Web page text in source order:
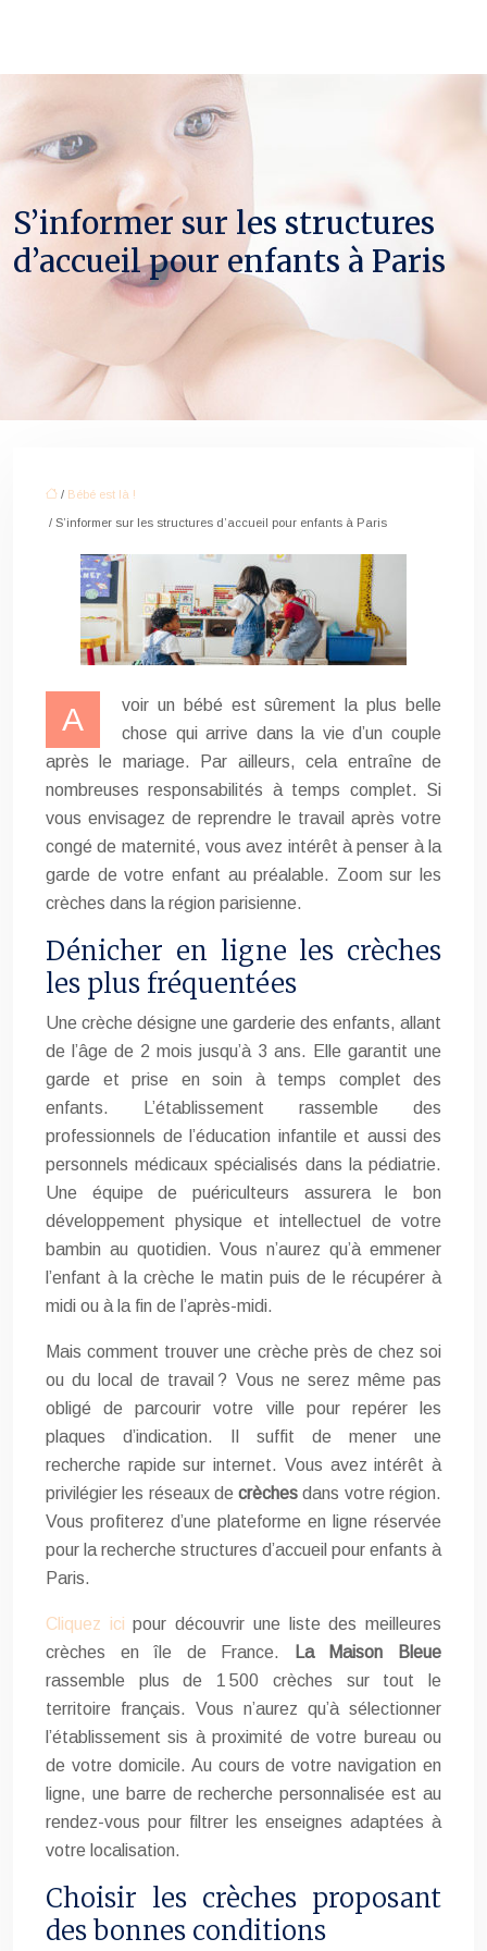
S’informer sur les structures
d’accueil pour enfants à Paris
/ Bébé est là !
/ S’informer sur les structures d’accueil pour enfants à Paris
A
voir un bébé est sûrement la plus belle
chose qui arrive dans la vie d’un couple
après le mariage. Par ailleurs, cela entraîne de
nombreuses responsabilités à temps complet. Si
vous envisagez de reprendre le travail après votre
congé de maternité, vous avez intérêt à penser à la
garde de votre enfant au préalable. Zoom sur les
crèches dans la région parisienne.
Dénicher en ligne les crèches
les plus fréquentées
Une crèche désigne une garderie des enfants, allant
de l’âge de 2 mois jusqu’à 3 ans. Elle garantit une
garde et prise en soin à temps complet des
enfants. L’établissement rassemble des
professionnels de l’éducation infantile et aussi des
personnels médicaux spécialisés dans la pédiatrie.
Une équipe de puériculteurs assurera le bon
développement physique et intellectuel de votre
bambin au quotidien. Vous n’aurez qu’à emmener
l’enfant à la crèche le matin puis de le récupérer à
midi ou à la fin de l’après-midi.
Mais comment trouver une crèche près de chez soi
ou du local de travail ? Vous ne serez même pas
obligé de parcourir votre ville pour repérer les
plaques d’indication. Il suffit de mener une
recherche rapide sur internet. Vous avez intérêt à
privilégier les réseaux decrèches dans votre région.
Vous profiterez d’une plateforme en ligne réservée
pour la recherche structures d’accueil pour enfants à
Paris.
Cliquez ici pour découvrir une liste des meilleures
crèches en île de France.
La Maison Bleue
rassemble plus de 1 500 crèches sur tout le
territoire français. Vous n’aurez qu’à sélectionner
l’établissement sis à proximité de votre bureau ou
de votre domicile. Au cours de votre navigation en
ligne, une barre de recherche personnalisée est au
rendez-vous pour filtrer les enseignes adaptées à
votre localisation.
Choisir les crèches proposant
des bonnes conditions